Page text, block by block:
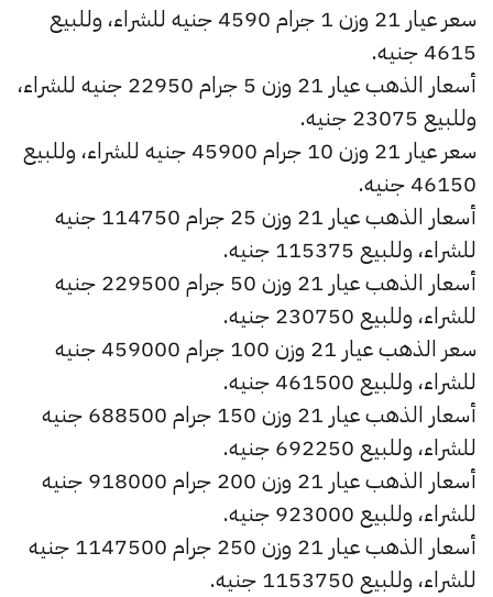
سعر عيار 21 وزن 1 جرام 4590 جنيه للشراء، وللبيع
4615 جنيه.
أسعار الذهب عيار 21 وزن 5 جرام 22950 جنيه للشراء،
وللبيع 23075 جنيه.
سعر عيار 21 وزن 10 جرام 45900 جنيه للشراء، وللبيع
46150 جنيه.
أسعار الذهب عيار 21 وزن 25 جرام 114750 جنيه
للشراء، وللبيع 115375 جنيه.
أسعار الذهب عيار 21 وزن 50 جرام 229500 جنيه
للشراء، وللبيع 230750 جنيه.
سعر الذهب عيار 21 وزن 100 جرام 459000 جنيه
للشراء، وللبيع 461500 جنيه.
أسعار الذهب عيار 21 وزن 150 جرام 688500 جنيه
للشراء، وللبيع 692250 جنيه.
أسعار الذهب عيار 21 وزن 200 جرام 918000 جنيه
للشراء، وللبيع 923000 جنيه.
أسعار الذهب عيار 21 وزن 250 جرام 1147500 جنيه
للشراء، وللبيع 1153750 جنيه.